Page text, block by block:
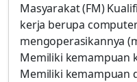
Masyarakat (FM)
kerja berupa
mengoperasikannya
Memiliki kemampuan
Memiliki kemampuan